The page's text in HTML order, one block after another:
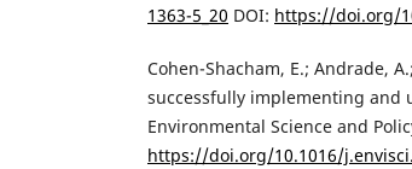
1363-5_20 DOI: https://doi.org/
Cohen-Shacham, E.; Andrade,
successfully implementing and
Environmental Science and
https://doi.org/10.1016/